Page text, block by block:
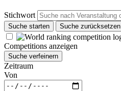
Stichwort
Suche starten Suche zurücksetzen
Competitions anzeigen
Suche verfeinern
Zeitraum
Von